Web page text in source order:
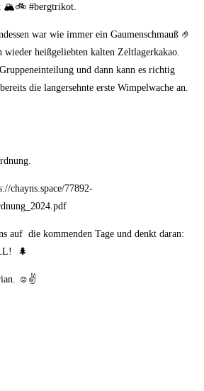
🏔🚲 #bergtrikot.
war wie immer ein Gaumenschmauß 🤌
heißgeliebten kalten Zeltlagerkakao.
und dann kann es richtig
die langersehnte erste Wimpelwache an.
chayns.space/77892-
auf die kommenden Tage und denkt daran:
🌲
☺✌